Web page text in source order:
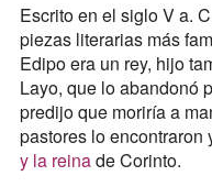
Escrito en el siglo V a.
piezas literarias más
Edipo era un rey, hijo
Layo, que lo abandonó
predijo que moriría a
pastores lo encontraron
y la reinade Corinto.